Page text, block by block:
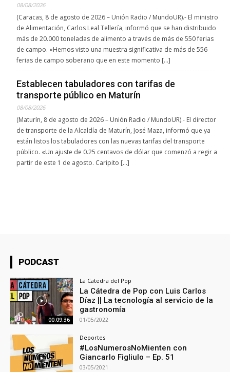
08/08/2026
(Caracas, 8 de agosto de 2026 – Unión Radio / MundoUR).- El ministro
de Alimentación, Carlos Leal Tellería, informó que se han distribuido
más de 20.000 toneladas de alimento a través de más de 550 ferias
de campo. «Hemos visto una muestra significativa de más de 556
ferias de campo soberano que en este momento […]
Establecen tabuladores con tarifas de
transporte público en Maturín
08/08/2026
(Maturín, 8 de agosto de 2026 – Unión Radio / MundoUR).- El director
de transporte de la Alcaldía de Maturín, José Maza, informó que ya
están listos los tabuladores con las nuevas tarifas del transporte
público. «Un ajuste de 0.25 centavos de dólar que comenzó a regir a
partir de este 1 de agosto. Caripito […]
PODCAST
00:09:36
La Catedra del Pop
La Cátedra de Pop con Luis Carlos
Díaz || La tecnología al servicio de la
gastronomía
01/05/2022
Deportes
#LosNumerosNoMienten con
Giancarlo Figliulo – Ep. 51
03/05/2021